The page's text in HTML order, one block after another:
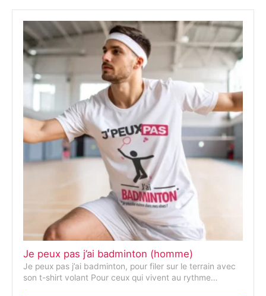
Je peux pas j’ai badminton (homme)
Je peux pas j’ai badminton, pour filer sur le terrain avec
son t-shirt volant Pour ceux qui vivent au rythme…